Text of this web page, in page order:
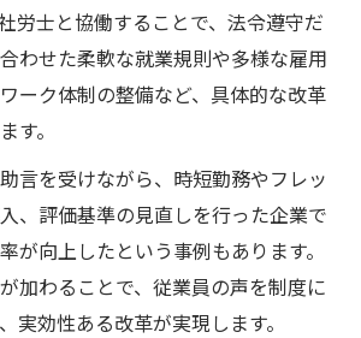
労士と協働することで、法令遵守だ
わせた柔軟な就業規則や多様な雇用
ーク体制の整備など、具体的な改革
す。
言を受けながら、時短勤務やフレッ
、評価基準の見直しを行った企業で
が向上したという事例もあります。
加わることで、従業員の声を制度に
実効性ある改革が実現します。